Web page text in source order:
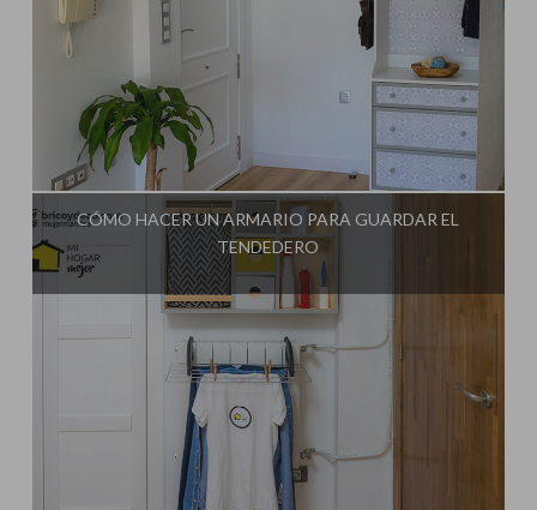
Influencer: Bricoydeco Mujermanitas
CÓMO HACER UN ARMARIO PARA GUARDAR EL
TENDEDERO